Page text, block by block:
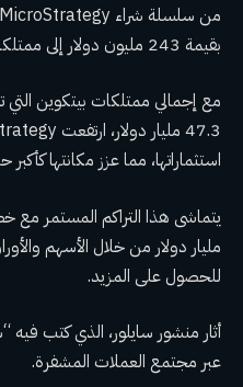
بقيمة 243 مليون دولار إلى ممتلكاتها في 13 يناير.
استثماراتها، مما عزز مكانتها
مليار دولار من خلال الأسهم
للحصول على المزيد.
أثار منشور سايلور، الذي كتب
عبر مجتمع العملات المشفرة.